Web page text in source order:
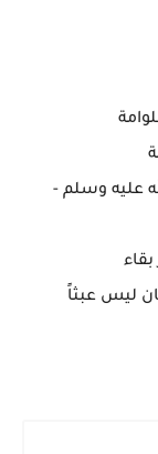
عليه وسلم -
بقاء
ليس عبثاً